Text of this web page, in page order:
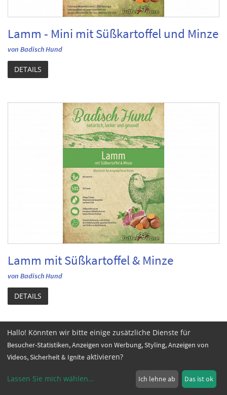
Lamm - Mini mit Süßkartoffel und Minze
von Badisch Hund
DETAILS
Lamm mit Süßkartoffel & Minze
von Badisch Hund
DETAILS
Hallo! Könnten wir bitte einige zusätzliche Dienste für
Besucher-Statistiken, Anzeigen von Werbung, Styling, Anzeigen von
Videos, Sicherheit & Ignite aktivieren?
Lassen Sie mich wählen... Ich lehne ab Das ist ok